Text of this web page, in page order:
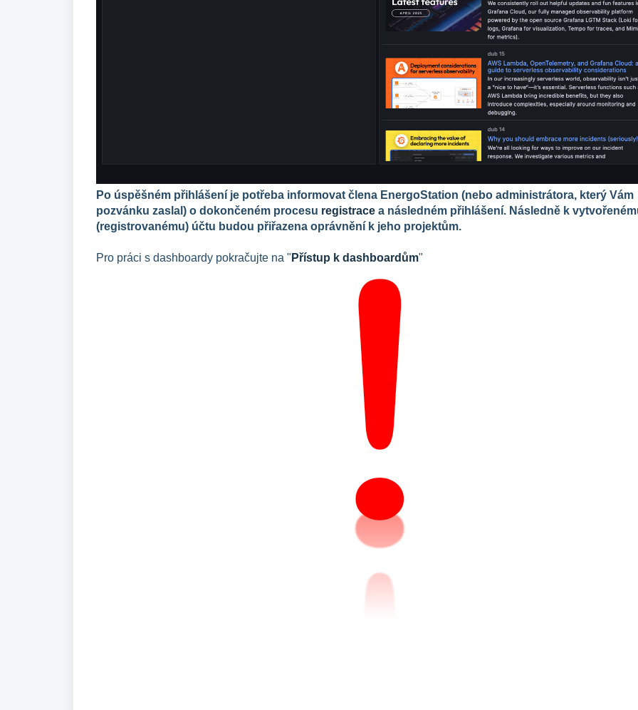
Po úspěšném přihlášení je potřeba informovat člena EnergoStation (nebo administrátora, který Vám
pozvánku zaslal) o dokončeném procesu registrace a následném přihlášení. Následně k
(registrovanému) účtu budou přiřazena oprávnění k jeho projektům.
Pro práci s dashboardy pokračujte na " Přístup k dashboardům"